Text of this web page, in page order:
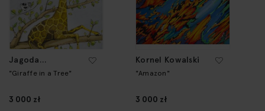
Jagoda
Charkiewicz
"Giraffe in a Tree"
3 000 zł
Kornel Kowalski
"Amazon"
3 000 zł